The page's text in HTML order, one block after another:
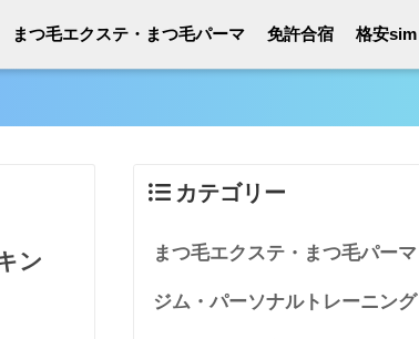
まつ毛エクステ・まつ毛パーマ 免許合宿 格安sim
ン
カテゴリー
まつ毛エクステ・まつ毛パーマ
ジム・パーソナルトレーニング